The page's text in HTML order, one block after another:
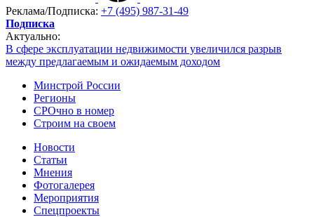
Реклама/Подписка: +7 (495) 987-31-49
Подписка
Актуально:
В сфере эксплуатации недвижимости увеличился разрыв
между предлагаемым и ожидаемым доходом
Минстрой России
Регионы
СРОчно в номер
Строим на своем
Новости
Статьи
Мнения
Фотогалерея
Мероприятия
Спецпроекты